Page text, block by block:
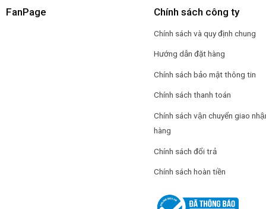
FanPage Chính sách công ty
Chính sách và quy định chung
Hướng dẫn đặt hàng
Chính sách bảo mật thông tin
Chính sách thanh toán
Chính sách vận chuyển giao
hàng
Chính sách đổi trả
Chính sách hoàn tiền